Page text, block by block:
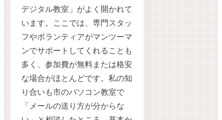
デジタル教室」がよく開かれて
います。ここでは、専門スタッ
フやボランティアがマンツーマ
ンでサポートしてくれることも
多く、参加費が無料または格安
な場合がほとんどです。私の知
り合いも市のパソコン教室で
「メールの送り方が分からな